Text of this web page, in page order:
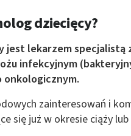
dziecięcy?
jest lekarzem specjalistą
infekcyjnym
onkologicznym.
zainteresowań i
się już w okresie ciąży
do wyboru treści
aktywnie żądanych informacji